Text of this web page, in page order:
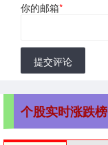
你的邮箱*
提交评论
个股实时涨跌榜